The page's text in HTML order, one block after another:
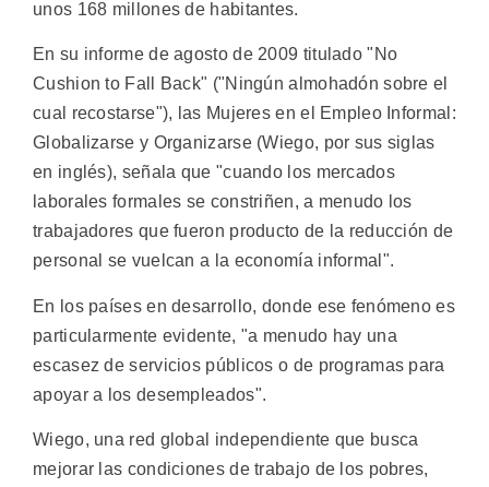
unos 168 millones de habitantes.
En su informe de agosto de 2009 titulado "No
Cushion to Fall Back" ("Ningún almohadón sobre el
cual recostarse"), las Mujeres en el Empleo Informal:
Globalizarse y Organizarse (Wiego, por sus siglas
en inglés), señala que "cuando los mercados
laborales formales se constriñen, a menudo los
trabajadores que fueron producto de la reducción de
personal se vuelcan a la economía informal".
En los países en desarrollo, donde ese fenómeno es
particularmente evidente, "a menudo hay una
escasez de servicios públicos o de programas para
apoyar a los desempleados".
Wiego, una red global independiente que busca
mejorar las condiciones de trabajo de los pobres,